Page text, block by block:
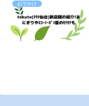
おでかけ